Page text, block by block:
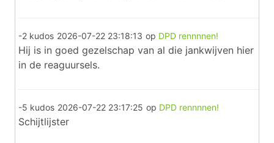
-2 kudos 2026-07-22 23:18:13 op DPD rennnnen!
Hij is in goed gezelschap van al die jankwijven hier
in de reaguursels.
-5 kudos 2026-07-22 23:17:25 op DPD rennnnen!
Schijtlijster